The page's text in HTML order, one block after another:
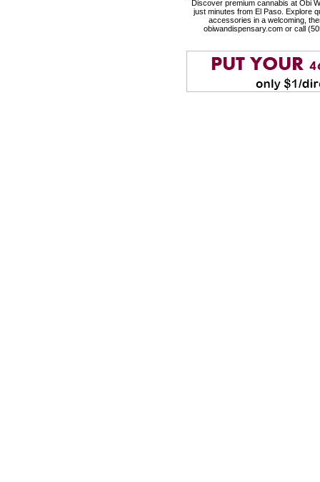
Discover premium cannabis at Obi
just minutes from El Paso. Explore
accessories in a welcoming,
obiwandispensary.com or call